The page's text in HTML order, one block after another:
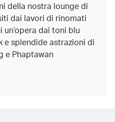
della nostra lounge di
dai lavori di rinomati
dai toni blu
e splendide astrazioni di
e Phaptawan